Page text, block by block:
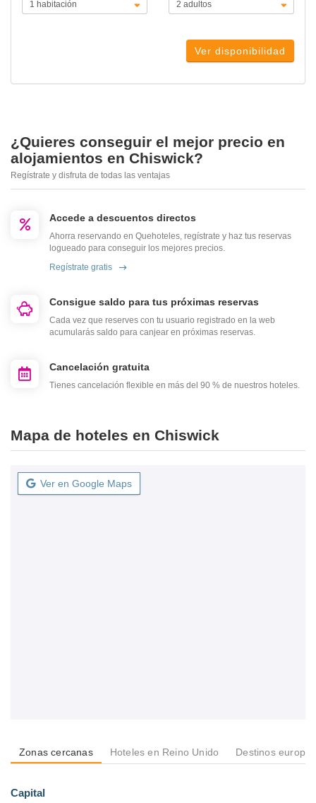
Ver disponibilidad
¿Quieres conseguir el mejor precio en
alojamientos en Chiswick?
Regístrate y disfruta de todas las ventajas
Accede a descuentos directos
Ahorra reservando en Quehoteles, regístrate y haz tus reservas
logueado para conseguir los mejores precios.
Regístrate gratis
Consigue saldo para tus próximas reservas
Cada vez que reserves con tu usuario registrado en la web
acumularás saldo para canjear en próximas reservas.
Cancelación gratuita
Tienes cancelación flexible en más del 90 % de nuestros hoteles.
Mapa de hoteles en Chiswick
Ver en Google Maps
Zonas cercanas Hoteles en Reino Unido Destinos
Capital